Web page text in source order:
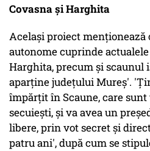
Covasna şi Harghita
Acelaşi proiect
autonome cuprinde
Harghita, precum şi scaunul
aparţine judeţului Mureş'.
împărţit în Scaune, care
secuieşti, şi va avea un
libere, prin vot secret şi
patru ani', după cum se